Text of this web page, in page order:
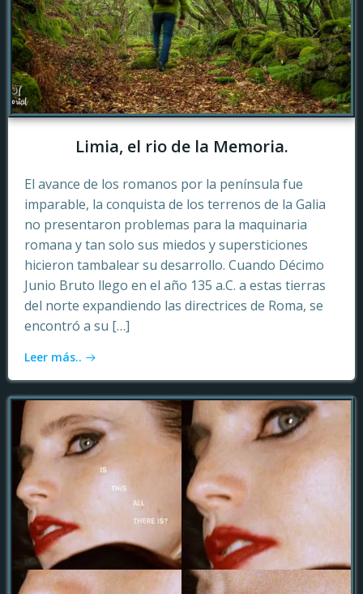
Limia, el rio de la Memoria.
El avance de los romanos por la península fue
imparable, la conquista de los terrenos de la Galia
no presentaron problemas para la maquinaria
romana y tan solo sus miedos y supersticiones
hicieron tambalear su desarrollo. Cuando Décimo
Junio Bruto llego en el año 135 a.C. a estas tierras
del norte expandiendo las directrices de Roma, se
encontró a su […]
Leer más..